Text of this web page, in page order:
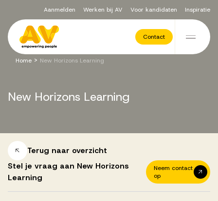
Ga naar de inhoud
Aanmelden Werken bij AV Voor kandidaten Inspiratie
Contact
Voor opdrachtgevers
Recruitment Services
Vacatures
Home > New Horizons Learning
New Horizons Learning
Terug naar overzicht
Stel je vraag aan New Horizons
Learning
Neem contact
op